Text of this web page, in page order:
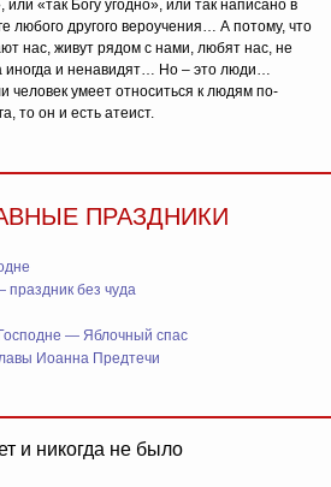
или «так Богу угодно», или так написано в
любого другого вероучения… А потому, что
нас, живут рядом с нами, любят нас, не
иногда и ненавидят… Но – это люди…
человек умеет относиться к людям по-
то он и есть атеист.
ПРАЗДНИКИ
праздник без чуда
— Яблочный спас
Иоанна Предтечи
и никогда не было